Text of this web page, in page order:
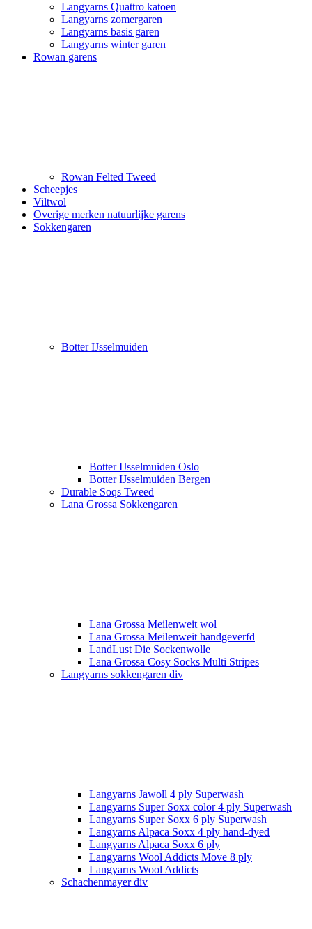
Langyarns Quattro katoen
Langyarns zomergaren
Langyarns basis garen
Langyarns winter garen
Rowan garens
Rowan Felted Tweed
Scheepjes
Viltwol
Overige merken natuurlijke garens
Sokkengaren
Botter IJsselmuiden
Botter IJsselmuiden Oslo
Botter IJsselmuiden Bergen
Durable Soqs Tweed
Lana Grossa Sokkengaren
Lana Grossa Meilenweit wol
Lana Grossa Meilenweit handgeverfd
LandLust Die Sockenwolle
Lana Grossa Cosy Socks Multi Stripes
Langyarns sokkengaren div
Langyarns Jawoll 4 ply Superwash
Langyarns Super Soxx color 4 ply Superwash
Langyarns Super Soxx 6 ply Superwash
Langyarns Alpaca Soxx 4 ply hand-dyed
Langyarns Alpaca Soxx 6 ply
Langyarns Wool Addicts Move 8 ply
Langyarns Wool Addicts
Schachenmayer div